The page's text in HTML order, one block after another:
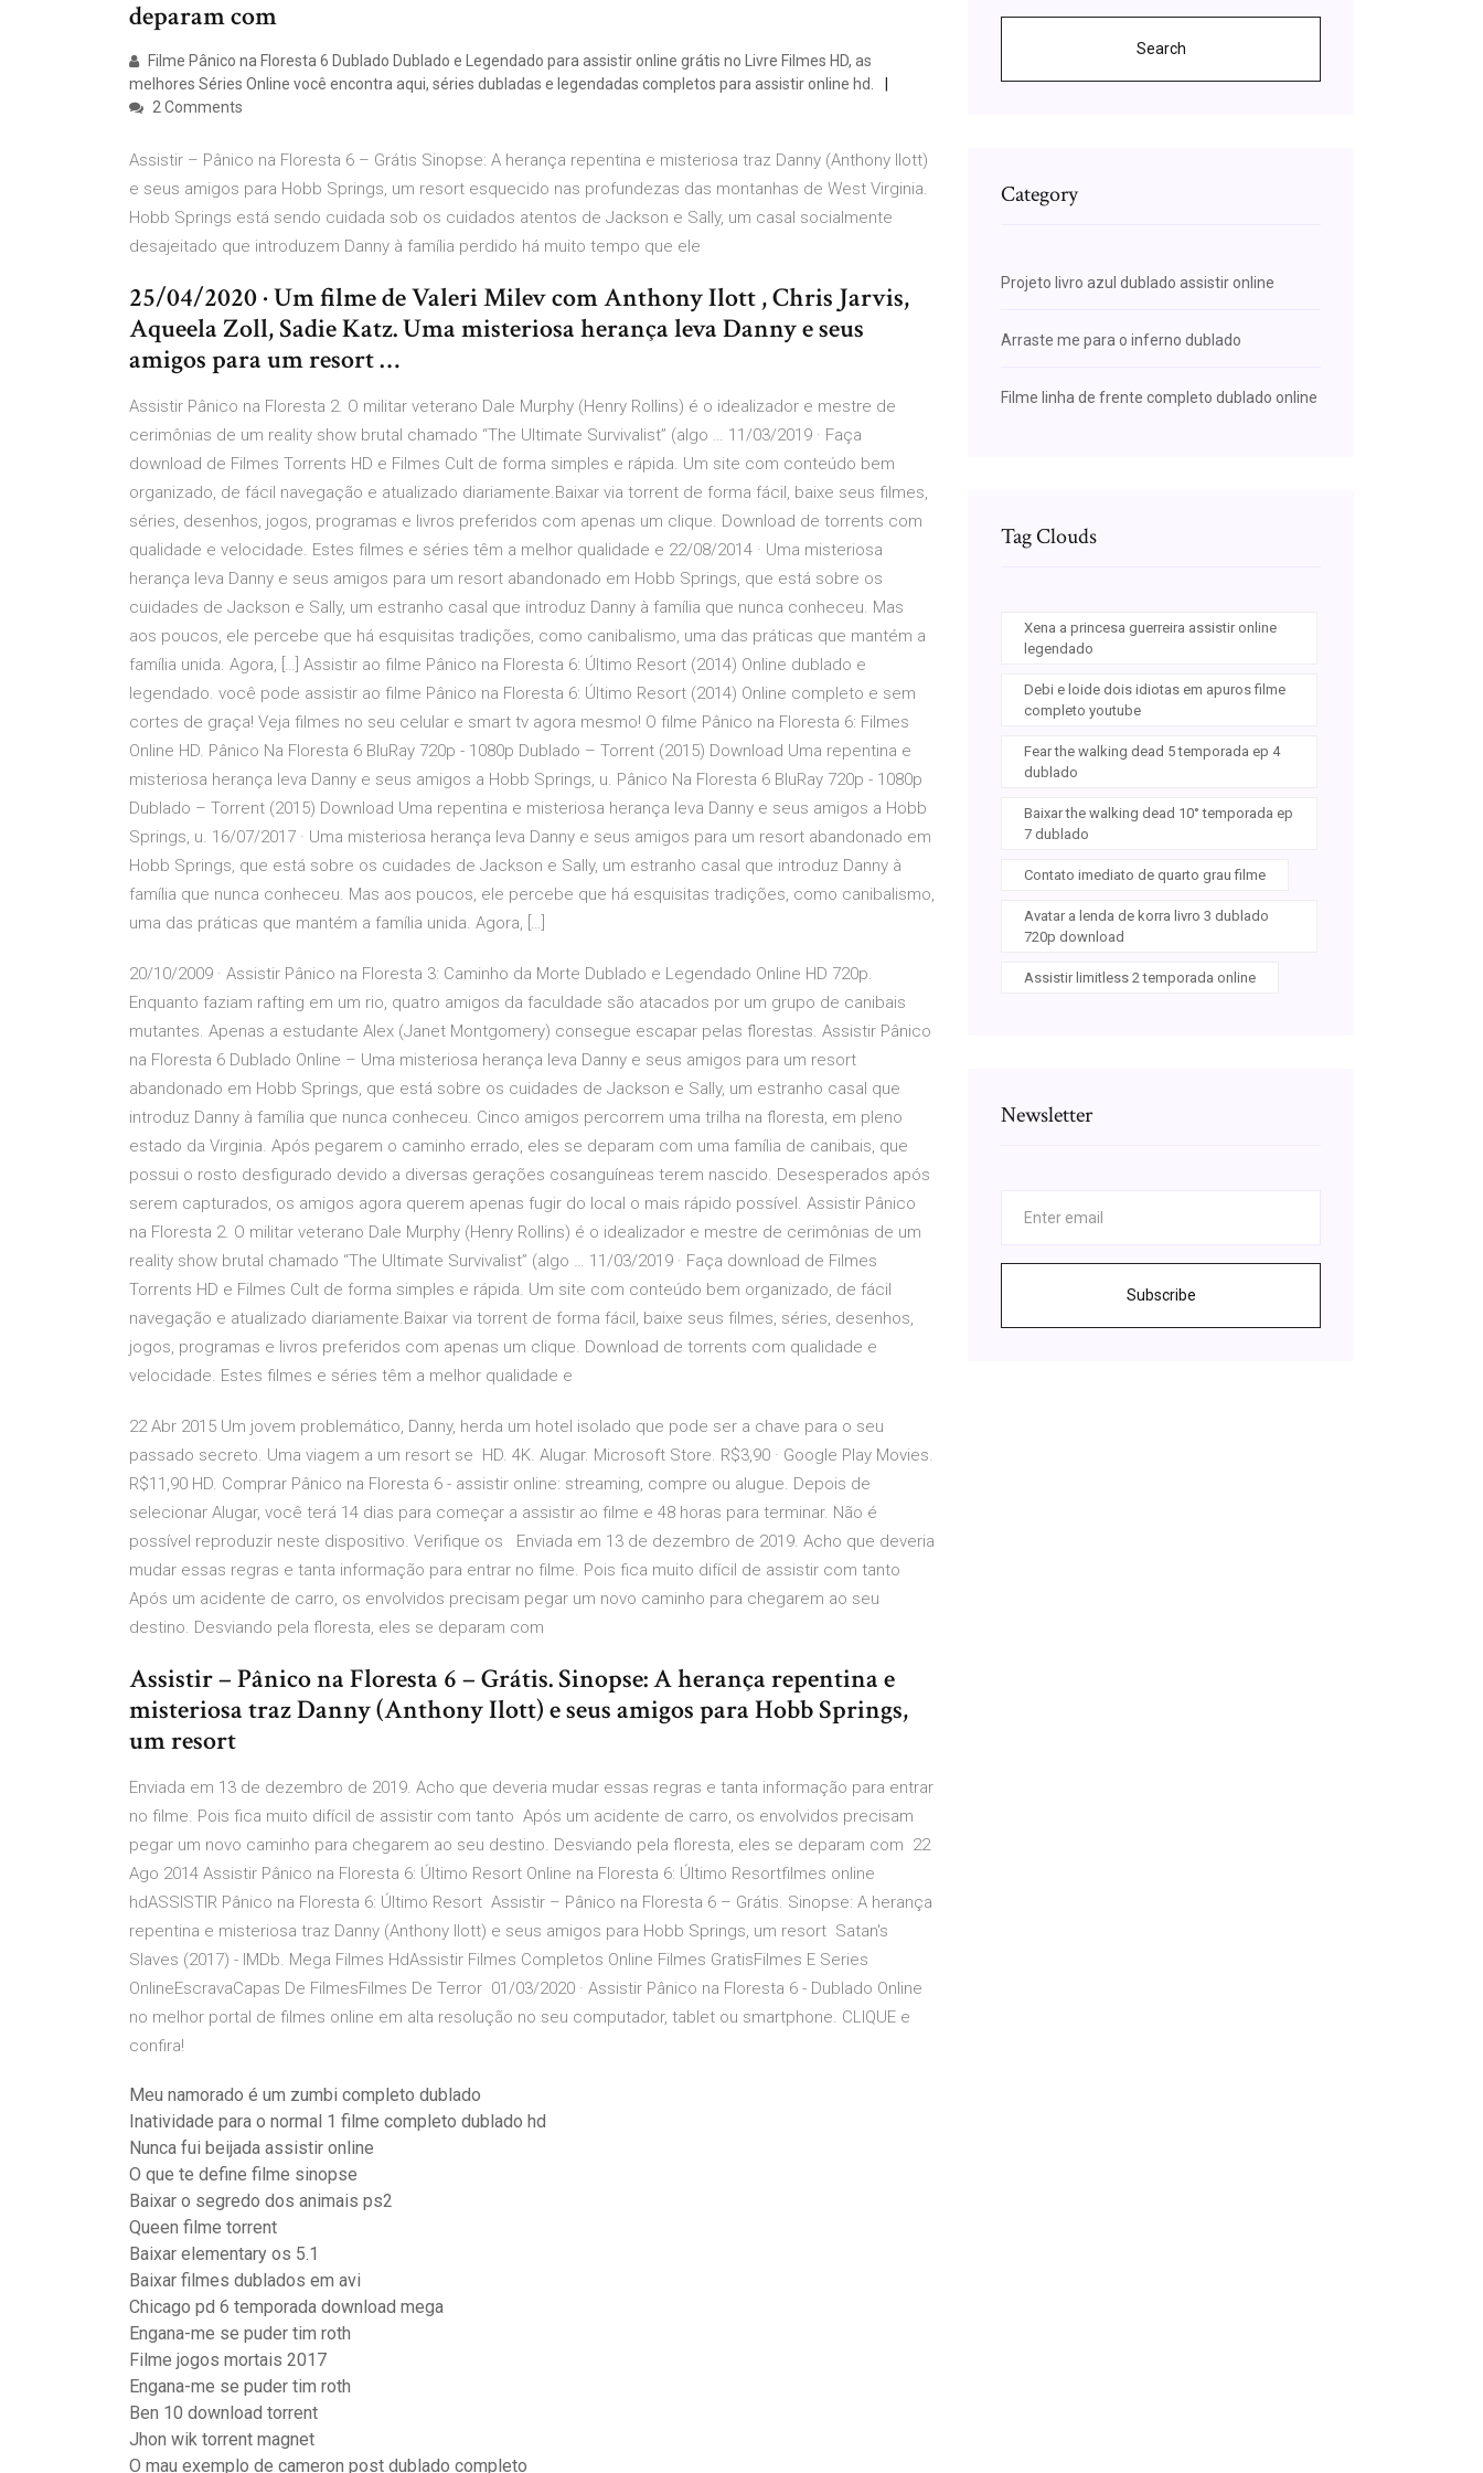
deparam com
Filme Pânico na Floresta 6 Dublado Dublado e Legendado para assistir online grátis no Livre Filmes HD, as
melhores Séries Online você encontra aqui, séries dubladas e legendadas completos para assistir online hd.
2 Comments
Assistir – Pânico na Floresta 6 – Grátis Sinopse: A herança repentina e misteriosa traz Danny (Anthony Ilott)
e seus amigos para Hobb Springs, um resort esquecido nas profundezas das montanhas de West Virginia.
Hobb Springs está sendo cuidada sob os cuidados atentos de Jackson e Sally, um casal socialmente
desajeitado que introduzem Danny à família perdido há muito tempo que ele
25/04/2020 · Um filme de Valeri Milev com Anthony Ilott , Chris Jarvis,
Aqueela Zoll, Sadie Katz. Uma misteriosa herança leva Danny e seus
amigos para um resort …
Assistir Pânico na Floresta 2. O militar veterano Dale Murphy (Henry Rollins) é o idealizador e mestre de
cerimônias de um reality show brutal chamado “The Ultimate Survivalist” (algo … 11/03/2019 · Faça
download de Filmes Torrents HD e Filmes Cult de forma simples e rápida. Um site com conteúdo bem
organizado, de fácil navegação e atualizado diariamente.Baixar via torrent de forma fácil, baixe seus filmes,
séries, desenhos, jogos, programas e livros preferidos com apenas um clique. Download de torrents com
qualidade e velocidade. Estes filmes e séries têm a melhor qualidade e 22/08/2014 · Uma misteriosa
herança leva Danny e seus amigos para um resort abandonado em Hobb Springs, que está sobre os
cuidades de Jackson e Sally, um estranho casal que introduz Danny à família que nunca conheceu. Mas
aos poucos, ele percebe que há esquisitas tradições, como canibalismo, uma das práticas que mantém a
família unida. Agora, […] Assistir ao filme Pânico na Floresta 6: Último Resort (2014) Online dublado e
legendado. você pode assistir ao filme Pânico na Floresta 6: Último Resort (2014) Online completo e sem
cortes de graça! Veja filmes no seu celular e smart tv agora mesmo! O filme Pânico na Floresta 6: Filmes
Online HD. Pânico Na Floresta 6 BluRay 720p - 1080p Dublado – Torrent (2015) Download Uma repentina e
misteriosa herança leva Danny e seus amigos a Hobb Springs, u. Pânico Na Floresta 6 BluRay 720p - 1080p
Dublado – Torrent (2015) Download Uma repentina e misteriosa herança leva Danny e seus amigos a Hobb
Springs, u. 16/07/2017 · Uma misteriosa herança leva Danny e seus amigos para um resort abandonado em
Hobb Springs, que está sobre os cuidades de Jackson e Sally, um estranho casal que introduz Danny à
família que nunca conheceu. Mas aos poucos, ele percebe que há esquisitas tradições, como canibalismo,
uma das práticas que mantém a família unida. Agora, […]
20/10/2009 · Assistir Pânico na Floresta 3: Caminho da Morte Dublado e Legendado Online HD 720p.
Enquanto faziam rafting em um rio, quatro amigos da faculdade são atacados por um grupo de canibais
mutantes. Apenas a estudante Alex (Janet Montgomery) consegue escapar pelas florestas. Assistir Pânico
na Floresta 6 Dublado Online – Uma misteriosa herança leva Danny e seus amigos para um resort
abandonado em Hobb Springs, que está sobre os cuidades de Jackson e Sally, um estranho casal que
introduz Danny à família que nunca conheceu. Cinco amigos percorrem uma trilha na floresta, em pleno
estado da Virginia. Após pegarem o caminho errado, eles se deparam com uma família de canibais, que
possui o rosto desfigurado devido a diversas gerações cosanguíneas terem nascido. Desesperados após
serem capturados, os amigos agora querem apenas fugir do local o mais rápido possível. Assistir Pânico
na Floresta 2. O militar veterano Dale Murphy (Henry Rollins) é o idealizador e mestre de cerimônias de um
reality show brutal chamado “The Ultimate Survivalist” (algo … 11/03/2019 · Faça download de Filmes
Torrents HD e Filmes Cult de forma simples e rápida. Um site com conteúdo bem organizado, de fácil
navegação e atualizado diariamente.Baixar via torrent de forma fácil, baixe seus filmes, séries, desenhos,
jogos, programas e livros preferidos com apenas um clique. Download de torrents com qualidade e
velocidade. Estes filmes e séries têm a melhor qualidade e
22 Abr 2015 Um jovem problemático, Danny, herda um hotel isolado que pode ser a chave para o seu
passado secreto. Uma viagem a um resort se HD. 4K. Alugar. Microsoft Store. R$3,90 · Google Play Movies.
R$11,90 HD. Comprar Pânico na Floresta 6 - assistir online: streaming, compre ou alugue. Depois de
selecionar Alugar, você terá 14 dias para começar a assistir ao filme e 48 horas para terminar. Não é
possível reproduzir neste dispositivo. Verifique os Enviada em 13 de dezembro de 2019. Acho que deveria
mudar essas regras e tanta informação para entrar no filme. Pois fica muito difícil de assistir com tanto
Após um acidente de carro, os envolvidos precisam pegar um novo caminho para chegarem ao seu
destino. Desviando pela floresta, eles se deparam com
Assistir – Pânico na Floresta 6 – Grátis. Sinopse: A herança repentina e
misteriosa traz Danny (Anthony Ilott) e seus amigos para Hobb Springs,
um resort
Enviada em 13 de dezembro de 2019. Acho que deveria mudar essas regras e tanta informação para entrar
no filme. Pois fica muito difícil de assistir com tanto Após um acidente de carro, os envolvidos precisam
pegar um novo caminho para chegarem ao seu destino. Desviando pela floresta, eles se deparam com 22
Ago 2014 Assistir Pânico na Floresta 6: Último Resort Online na Floresta 6: Último Resortfilmes online
hdASSISTIR Pânico na Floresta 6: Último Resort Assistir – Pânico na Floresta 6 – Grátis. Sinopse: A herança
repentina e misteriosa traz Danny (Anthony Ilott) e seus amigos para Hobb Springs, um resort Satan's
Slaves (2017) - IMDb. Mega Filmes HdAssistir Filmes Completos Online Filmes GratisFilmes E Series
OnlineEscravaCapas De FilmesFilmes De Terror 01/03/2020 · Assistir Pânico na Floresta 6 - Dublado Online
no melhor portal de filmes online em alta resolução no seu computador, tablet ou smartphone. CLIQUE e
confira!
Meu namorado é um zumbi completo dublado
Inatividade para o normal 1 filme completo dublado hd
Nunca fui beijada assistir online
O que te define filme sinopse
Baixar o segredo dos animais ps2
Queen filme torrent
Baixar elementary os 5.1
Baixar filmes dublados em avi
Chicago pd 6 temporada download mega
Engana-me se puder tim roth
Filme jogos mortais 2017
Engana-me se puder tim roth
Ben 10 download torrent
Jhon wik torrent magnet
O mau exemplo de cameron post dublado completo
Search
Category
Projeto livro azul dublado assistir online
Arraste me para o inferno dublado
Filme linha de frente completo dublado online
Tag Clouds
Xena a princesa guerreira assistir online
legendado
Debi e loide dois idiotas em apuros filme
completo youtube
Fear the walking dead 5 temporada ep 4
dublado
Baixar the walking dead 10° temporada ep
7 dublado
Contato imediato de quarto grau filme
Avatar a lenda de korra livro 3 dublado
720p download
Assistir limitless 2 temporada online
Newsletter
Subscribe